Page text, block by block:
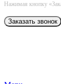
Нажимая кнопку